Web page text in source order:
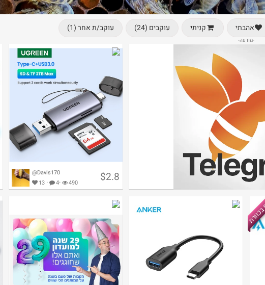
אהבתי קניתי עוקבים (24) עוקב/ת אחר (1)
קורא כרטיסי זיכרון Ugreen בהנחת
מטבעות
$2.8
@Davis170
13 · 4· 490